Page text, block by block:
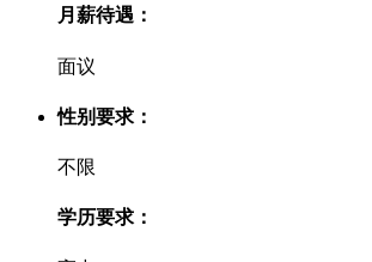
月薪待遇：
面议
性别要求：
不限
学历要求：